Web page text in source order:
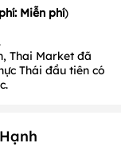
Miễn phí)
Thai Market đã
Thái đầu tiên có